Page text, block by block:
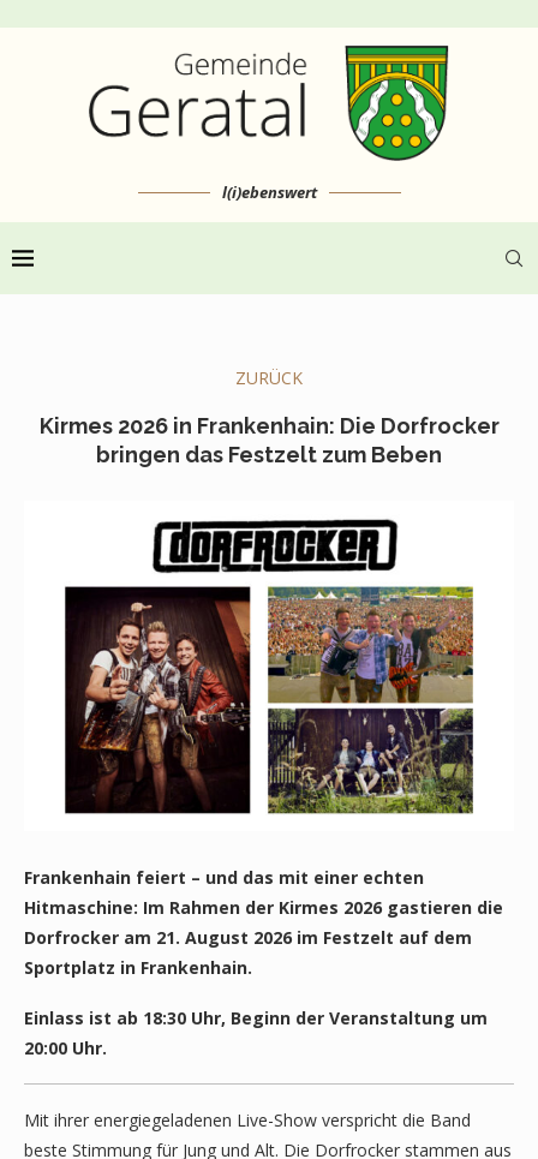
l(i)ebenswert
ZURÜCK
Kirmes 2026 in Frankenhain: Die Dorfrocker
bringen das Festzelt zum Beben
Frankenhain feiert – und das mit einer echten
Hitmaschine: Im Rahmen der Kirmes 2026 gastieren die
Dorfrocker am 21. August 2026 im Festzelt auf dem
Sportplatz in Frankenhain.
Einlass ist ab 18:30 Uhr, Beginn der Veranstaltung um
20:00 Uhr.
Mit ihrer energiegeladenen Live-Show verspricht die Band
beste Stimmung für Jung und Alt. Die Dorfrocker stammen aus